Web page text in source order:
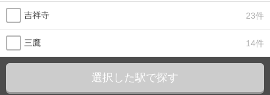
吉祥寺 23件
三鷹 14件
選択した駅で探す